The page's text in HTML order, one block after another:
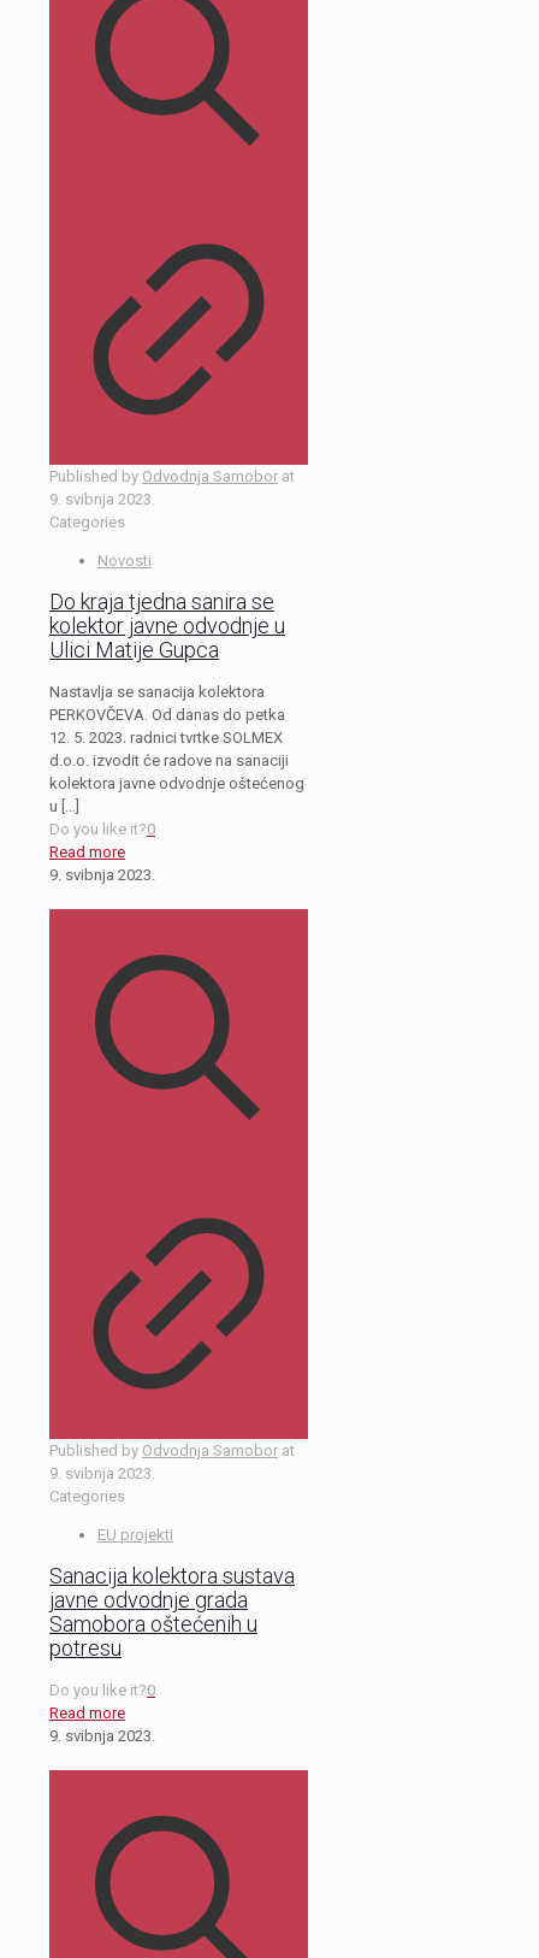
Published by Odvodnja Samobor at
9. svibnja 2023.
Categories
Novosti
Do kraja tjedna sanira se
kolektor javne odvodnje u
Ulici Matije Gupca
Nastavlja se sanacija kolektora
PERKOVČEVA. Od danas do petka
12. 5. 2023. radnici tvrtke SOLMEX
d.o.o. izvodit će radove na sanaciji
kolektora javne odvodnje oštećenog
u […]
Do you like it?0
Read more
9. svibnja 2023.
Published by Odvodnja Samobor at
9. svibnja 2023.
Categories
EU projekti
Sanacija kolektora sustava
javne odvodnje grada
Samobora oštećenih u
potresu
Do you like it?0
Read more
9. svibnja 2023.